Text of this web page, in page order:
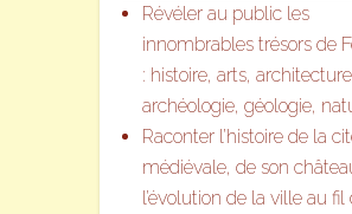
Révéler au public les
innombrables trésors de
: histoire, arts,
archéologie, géologie,
Raconter l’histoire de la
médiévale, de son
l’évolution de la ville au fil